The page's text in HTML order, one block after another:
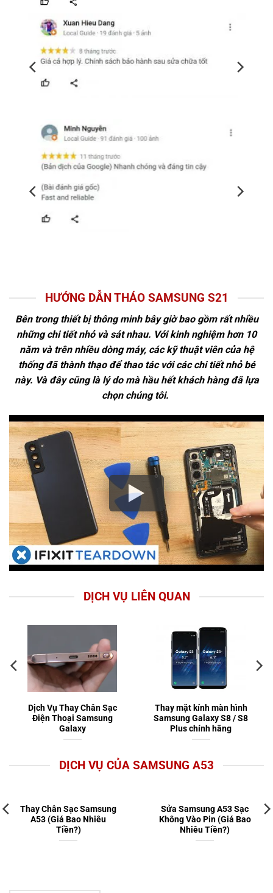
HƯỚNG DẪN THÁO SAMSUNG S21
Bên trong thiết bị thông minh bây giờ bao gồm rất nhiều
những chi tiết nhỏ và sát nhau. Với kinh nghiệm hơn 10
năm và trên nhiều dòng máy, các kỹ thuật viên của hệ
thống đã thành thạo để thao tác với các chi tiết nhỏ bé
này. Và đây cũng là lý do mà hầu hết khách hàng đã lựa
chọn chúng tôi.
DỊCH VỤ LIÊN QUAN
Dịch Vụ Thay Chân Sạc
Điện Thoại Samsung
Galaxy
Thay mặt kính màn hình
Samsung Galaxy S8 / S8
Plus chính hãng
DỊCH VỤ CỦA SAMSUNG A53
Thay Chân Sạc Samsung
A53 (Giá Bao Nhiêu
Tiền?)
Sửa Samsung A53 Sạc
Không Vào Pin (Giá Bao
Nhiêu Tiền?)